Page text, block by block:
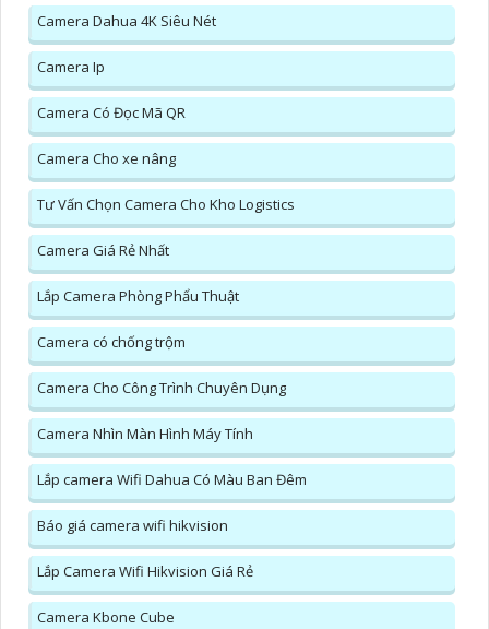
Camera Dahua 4K Siêu Nét
Camera Ip
Camera Có Đọc Mã QR
Camera Cho xe nâng
Tư Vấn Chọn Camera Cho Kho Logistics
Camera Giá Rẻ Nhất
Lắp Camera Phòng Phẩu Thuật
Camera có chống trộm
Camera Cho Công Trình Chuyên Dụng
Camera Nhìn Màn Hình Máy Tính
Lắp camera Wifi Dahua Có Màu Ban Đêm
Báo giá camera wifi hikvision
Lắp Camera Wifi Hikvision Giá Rẻ
Camera Kbone Cube